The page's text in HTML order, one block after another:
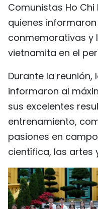
Comunistas Ho Chi
quienes
conmemorativas y
vietnamita en el
Durante la reunión,
informaron al
sus excelentes
entrenamiento,
pasiones en
científica, las artes